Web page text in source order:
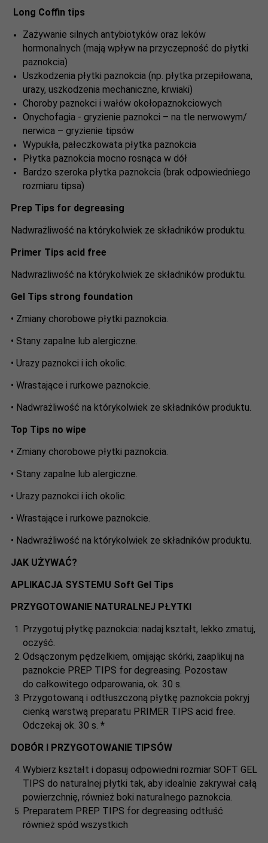
Long Coffin tips
Zażywanie silnych antybiotyków oraz leków
hormonalnych (mają wpływ na przyczepność do płytki
paznokcia)
Uszkodzenia płytki paznokcia (np. płytka przepiłowana,
urazy, uszkodzenia mechaniczne, krwiaki)
Choroby paznokci i wałów okołopaznokciowych
Onychofagia - gryzienie paznokci – na tle nerwowym/
nerwica – gryzienie tipsów
Wypukła, pałeczkowata płytka paznokcia
Płytka paznokcia mocno rosnąca w dół
Bardzo szeroka płytka paznokcia (brak odpowiedniego
rozmiaru tipsa)
Prep Tips for degreasing
Nadwrażliwość na którykolwiek ze składników produktu.
Primer Tips acid free
Nadwrażliwość na którykolwiek ze składników produktu.
Gel Tips strong foundation
• Zmiany chorobowe płytki paznokcia.
• Stany zapalne lub alergiczne.
• Urazy paznokci i ich okolic.
• Wrastające i rurkowe paznokcie.
• Nadwrażliwość na którykolwiek ze składników produktu.
Top Tips no wipe
• Zmiany chorobowe płytki paznokcia.
• Stany zapalne lub alergiczne.
• Urazy paznokci i ich okolic.
• Wrastające i rurkowe paznokcie.
• Nadwrażliwość na którykolwiek ze składników produktu.
JAK UŻYWAĆ?
APLIKACJA SYSTEMU Soft Gel Tips
PRZYGOTOWANIE NATURALNEJ PŁYTKI
Przygotuj płytkę paznokcia: nadaj kształt, lekko zmatuj,
oczyść.
Odsączonym pędzelkiem, omijając skórki, zaaplikuj na
paznokcie PREP TIPS for degreasing. Pozostaw
do całkowitego odparowania, ok. 30 s.
Przygotowaną i odtłuszczoną płytkę paznokcia pokryj
cienką warstwą preparatu PRIMER TIPS acid free.
Odczekaj ok. 30 s. *
DOBÓR I PRZYGOTOWANIE TIPSÓW
Wybierz kształt i dopasuj odpowiedni rozmiar SOFT GEL
TIPS do naturalnej płytki tak, aby idealnie zakrywał całą
powierzchnię, również boki naturalnego paznokcia.
Preparatem PREP TIPS for degreasing odtłuść
również spód wszystkich